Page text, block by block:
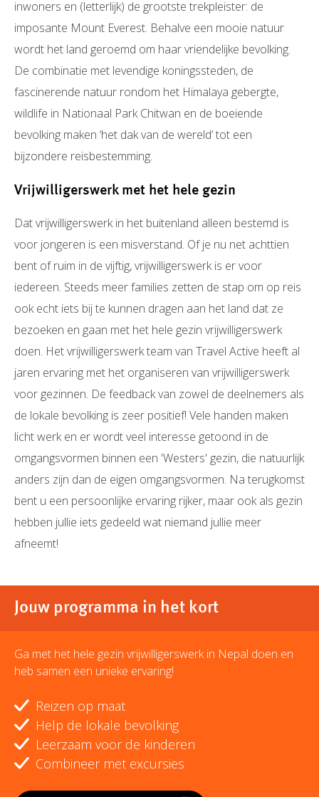
inwoners en (letterlijk) de grootste trekpleister: de
imposante Mount Everest. Behalve een mooie natuur
wordt het land geroemd om haar vriendelijke bevolking.
De combinatie met levendige koningssteden, de
fascinerende natuur rondom het Himalaya gebergte,
wildlife in Nationaal Park Chitwan en de boeiende
bevolking maken ‘het dak van de wereld’ tot een
bijzondere reisbestemming.
Vrijwilligerswerk met het hele gezin
Dat vrijwilligerswerk in het buitenland alleen bestemd is
voor jongeren is een misverstand. Of je nu net achttien
bent of ruim in de vijftig, vrijwilligerswerk is er voor
iedereen. Steeds meer families zetten de stap om op reis
ook echt iets bij te kunnen dragen aan het land dat ze
bezoeken en gaan met het hele gezin vrijwilligerswerk
doen. Het vrijwilligerswerk team van Travel Active heeft al
jaren ervaring met het organiseren van vrijwilligerswerk
voor gezinnen. De feedback van zowel de deelnemers als
de lokale bevolking is zeer positief! Vele handen maken
licht werk en er wordt veel interesse getoond in de
omgangsvormen binnen een 'Westers' gezin, die natuurlijk
anders zijn dan de eigen omgangsvormen. Na terugkomst
bent u een persoonlijke ervaring rijker, maar ook als gezin
hebben jullie iets gedeeld wat niemand jullie meer
afneemt!
Jouw programma in het kort
Ga met het hele gezin vrijwilligerswerk in Nepal doen en
heb samen een unieke ervaring!
Reizen op maat
Help de lokale bevolking
Leerzaam voor de kinderen
Combineer met excursies